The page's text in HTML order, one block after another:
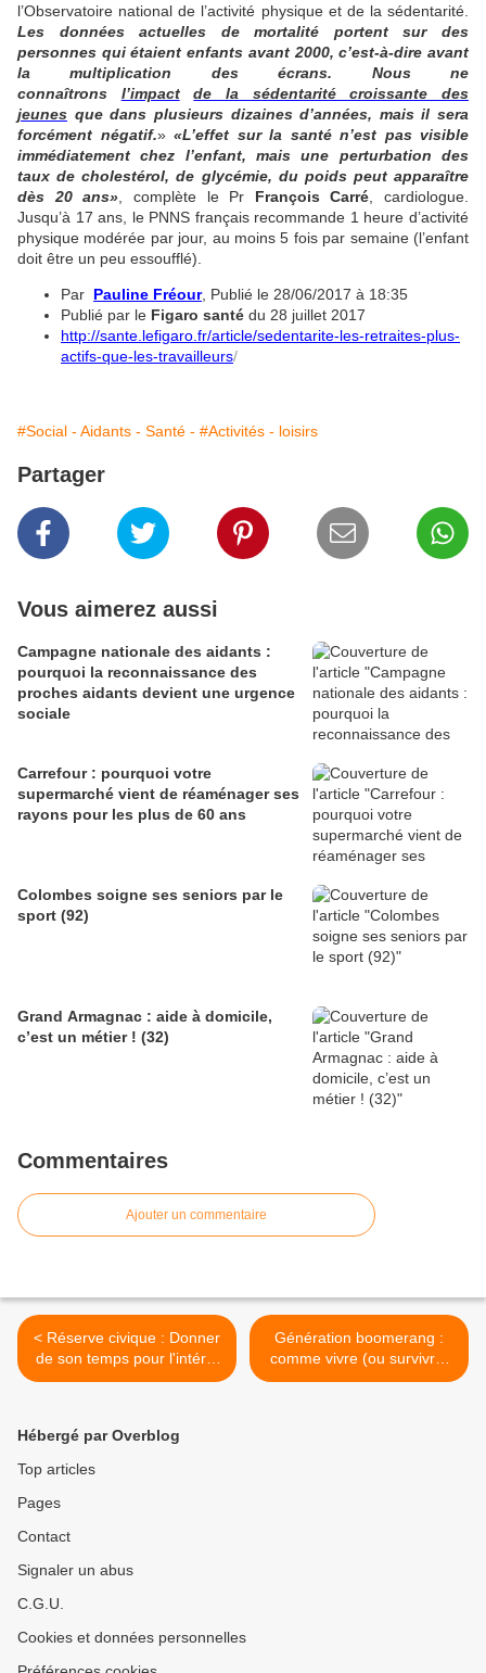
l’Observatoire national de l’activité physique et de la sédentarité.
Les données actuelles de mortalité portent sur des
personnes qui étaient enfants avant 2000, c’est-à-dire avant
la multiplication des écrans. Nous ne
connaîtrons l’impact
de la sédentarité croissante des
jeunes que dans plusieurs dizaines d’années, mais il sera
forcément négatif.» «L’effet sur la santé n’est pas visible
immédiatement chez l’enfant, mais une perturbation des
taux de cholestérol, de glycémie, du poids peut apparaître
dès 20 ans» , complète le Pr François Carré , cardiologue.
Jusqu’à 17 ans, le PNNS français recommande 1 heure d’activité
physique modérée par jour, au moins 5 fois par semaine (l’enfant
doit être un peu essoufflé).
Par Pauline Fréour, Publié le 28/06/2017 à 18:35
Publié par le Figaro santé du 28 juillet 2017
http://sante.lefigaro.fr/article/sedentarite-les-retraites-plus-
actifs-que-les-travailleurs/
#Social - Aidants - Santé - #Activités - loisirs
Partager
Vous aimerez aussi
Campagne nationale des aidants :
pourquoi la reconnaissance des
proches aidants devient une urgence
sociale
Carrefour : pourquoi votre
supermarché vient de réaménager ses
rayons pour les plus de 60 ans
Colombes soigne ses seniors par le
sport (92)
Grand Armagnac : aide à domicile,
c’est un métier ! (32)
Commentaires
Ajouter un commentaire
< Réserve civique : Donner
de son temps pour l'intérêt
général
Génération boomerang :
comme vivre (ou survivre)
au retour des enfants ! >
Hébergé par Overblog
Top articles
Pages
Contact
Signaler un abus
C.G.U.
Cookies et données personnelles